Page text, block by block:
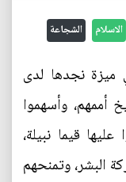
الاسلام الشجاعة
ميزة نجدها لدى
أممهم، وأسهموا
قيما نبيلة،
وتمنحهم